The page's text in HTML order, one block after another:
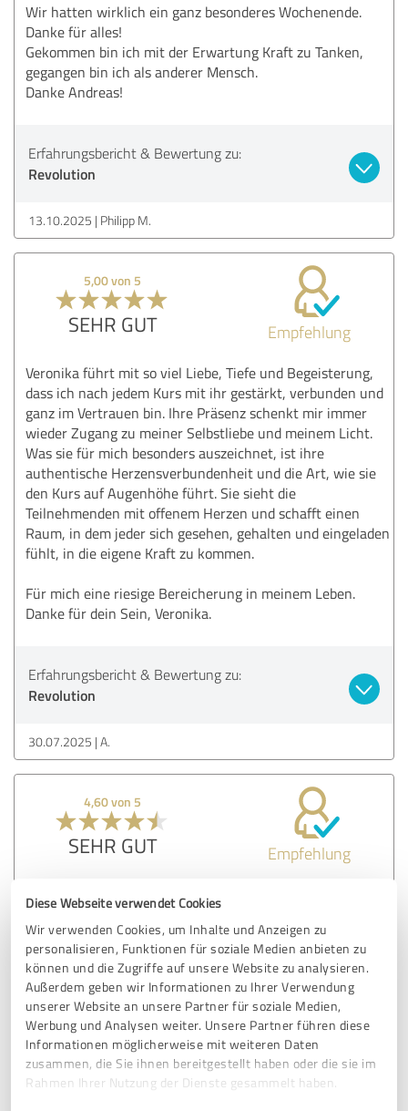
Diese Webseite verwendet Cookies
Wir verwenden Cookies, um Inhalte und Anzeigen zu
personalisieren, Funktionen für soziale Medien anbieten zu
können und die Zugriffe auf unsere Website zu analysieren.
Außerdem geben wir Informationen zu Ihrer Verwendung
unserer Website an unsere Partner für soziale Medien,
Werbung und Analysen weiter. Unsere Partner führen diese
Informationen möglicherweise mit weiteren Daten
zusammen, die Sie ihnen bereitgestellt haben oder die sie im
Rahmen Ihrer Nutzung der Dienste gesammelt haben.
Wir hatten wirklich ein ganz besonderes Wochenende.
Danke für alles!
Gekommen bin ich mit der Erwartung Kraft zu Tanken,
gegangen bin ich als anderer Mensch.
Danke Andreas!
Erfahrungsbericht & Bewertung zu:
Revolution
13.10.2025 Philipp M.
5,00 von 5
SEHR GUT Empfehlung
Veronika führt mit so viel Liebe, Tiefe und Begeisterung,
dass ich nach jedem Kurs mit ihr gestärkt, verbunden und
ganz im Vertrauen bin. Ihre Präsenz schenkt mir immer
wieder Zugang zu meiner Selbstliebe und meinem Licht.
Was sie für mich besonders auszeichnet, ist ihre
authentische Herzensverbundenheit und die Art, wie sie
den Kurs auf Augenhöhe führt. Sie sieht die
Teilnehmenden mit offenem Herzen und schafft einen
Raum, in dem jeder sich gesehen, gehalten und eingeladen
fühlt, in die eigene Kraft zu kommen.
Für mich eine riesige Bereicherung in meinem Leben.
Danke für dein Sein, Veronika.
Erfahrungsbericht & Bewertung zu:
Revolution
30.07.2025 A.
4,60 von 5
SEHR GUT Empfehlung
Lebensverändernde Erfahrung. Absolut empfehlenswert.
Andreas und Veronika sind einfach nur authentisch und
das mach sie so sympathisch. Es sind keine Gurus, sondern
Menschen wie du und ich.
Erfahrungsbericht & Bewertung zu:
Revolution
31.03.2025 M.